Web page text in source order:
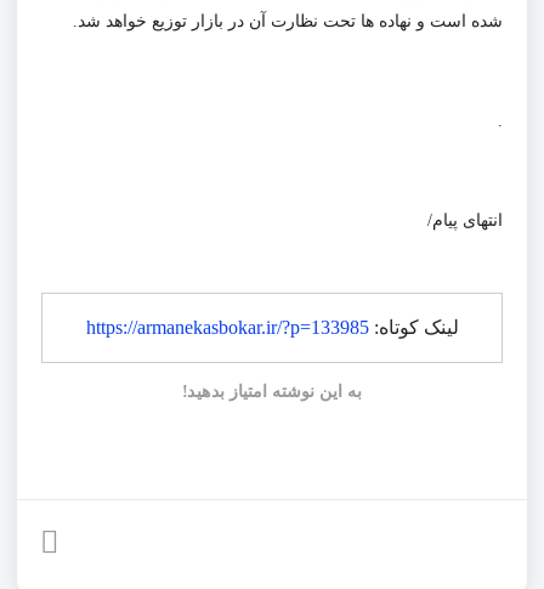
شده است و نهاده ها تحت نظارت آن در بازار توزیع خواهد شد.
انتهای پیام/
لینک کوتاه:https://armanekasbokar.ir/?p=133985
به این نوشته امتیاز بدهید!